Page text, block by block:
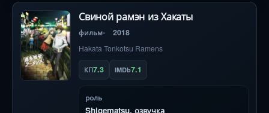
Свиной рамэн из Хакаты
фильм 2018
Hakata Tonkotsu Ramens
КП7.3 IMDb7.1
роль
Shigematsu, озвучка